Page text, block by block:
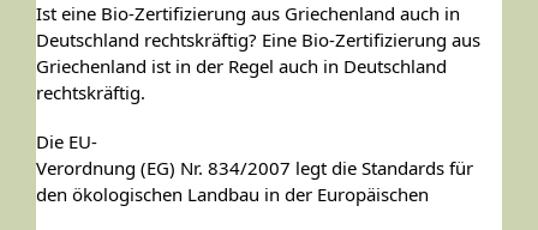
Ist eine Bio-Zertifizierung aus Griechenland auch in
Deutschland rechtskräftig? Eine Bio-Zertifizierung aus
Griechenland ist in der Regel auch in Deutschland
rechtskräftig.
Die EU-
Verordnung (EG) Nr. 834/2007 legt die Standards für
den ökologischen Landbau in der Europäischen